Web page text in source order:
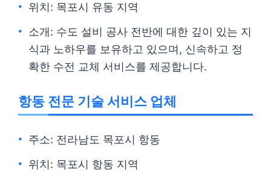
위치: 목포시 유동 지역
소개: 수도 설비 공사 전반에 대한 깊이 있는 지
식과 노하우를 보유하고 있으며, 신속하고 정
확한 수전 교체 서비스를 제공합니다.
항동 전문 기술 서비스 업체
주소: 전라남도 목포시 항동
위치: 목포시 항동 지역